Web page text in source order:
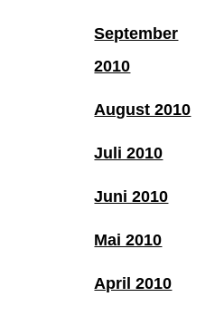
September
2010
August 2010
Juli 2010
Juni 2010
Mai 2010
April 2010